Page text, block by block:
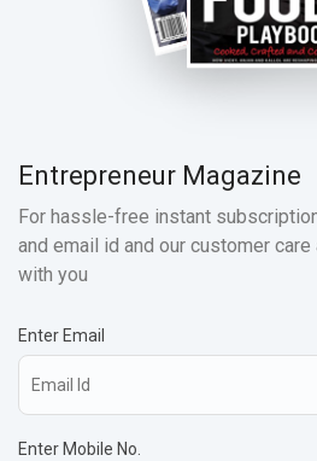
Entrepreneur Magazine
For hassle-free instant
and email id and our customer
with you
Enter Email
Enter Mobile No.